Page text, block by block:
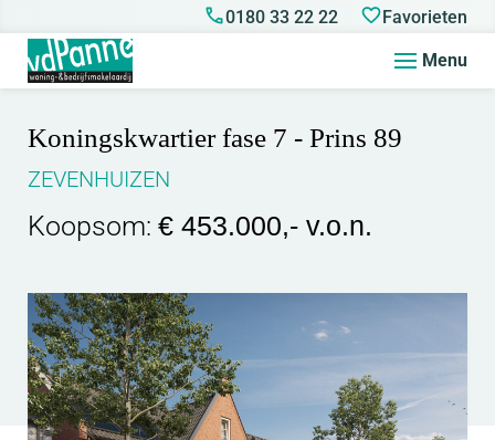
0180 33 22 22 Favorieten
Menu
Koningskwartier fase 7 - Prins 89
ZEVENHUIZEN
Koopsom: € 453.000,- v.o.n.